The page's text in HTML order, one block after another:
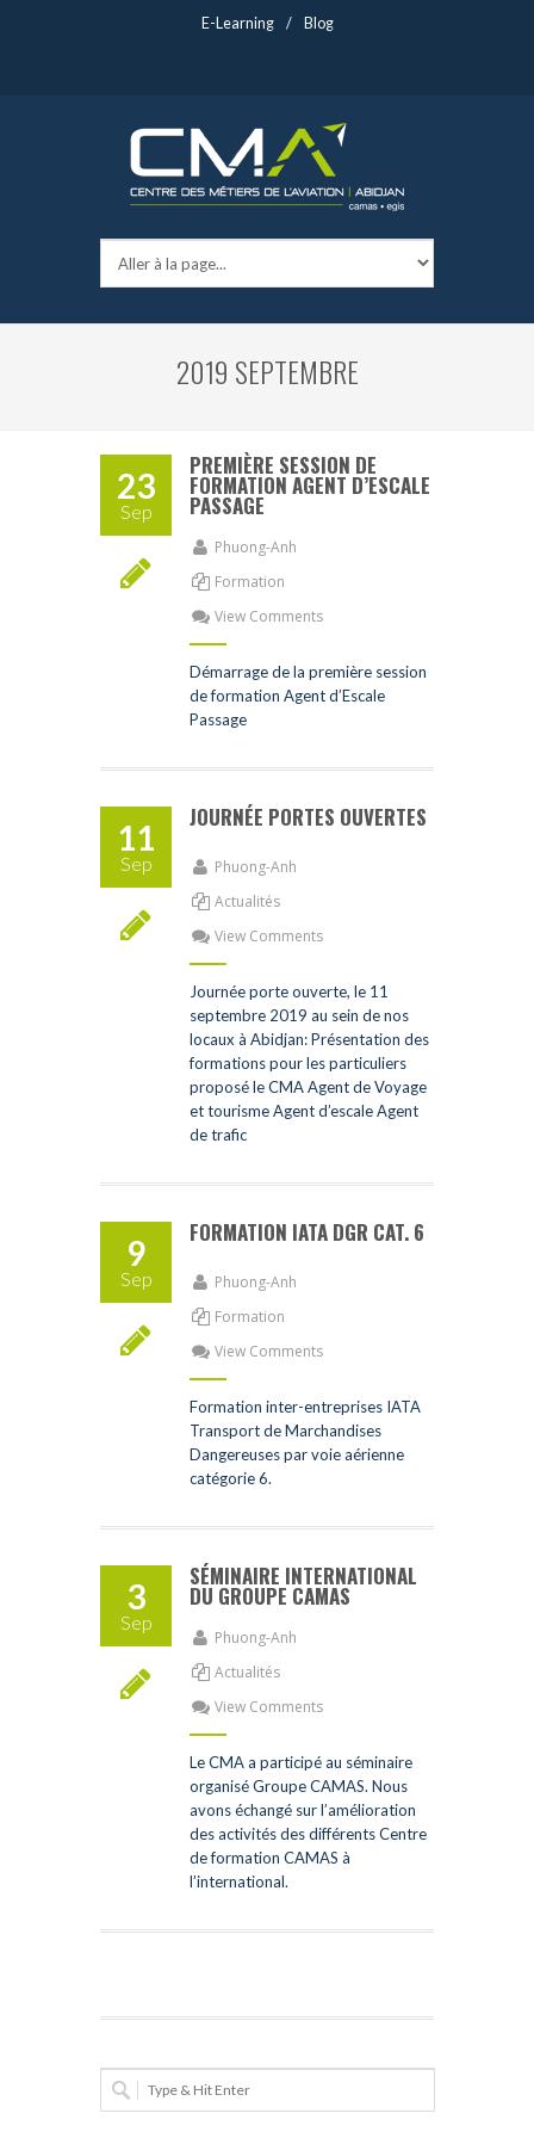
E-Learning / Blog
2019 SEPTEMBRE
23
Sep
PREMIÈRE SESSION DE
FORMATION AGENT D’ESCALE
PASSAGE
Phuong-Anh
Formation
View Comments
Démarrage de la première session
de formation Agent d’Escale
Passage
11
Sep
JOURNÉE PORTES OUVERTES
Phuong-Anh
Actualités
View Comments
Journée porte ouverte, le 11
septembre 2019 au sein de nos
locaux à Abidjan: Présentation des
formations pour les particuliers
proposé le CMA Agent de Voyage
et tourisme Agent d’escale Agent
de trafic
9
Sep
FORMATION IATA DGR CAT. 6
Phuong-Anh
Formation
View Comments
Formation inter-entreprises IATA
Transport de Marchandises
Dangereuses par voie aérienne
catégorie 6.
3
Sep
SÉMINAIRE INTERNATIONAL
DU GROUPE CAMAS
Phuong-Anh
Actualités
View Comments
Le CMA a participé au séminaire
organisé Groupe CAMAS. Nous
avons échangé sur l’amélioration
des activités des différents Centre
de formation CAMAS à
l’international.